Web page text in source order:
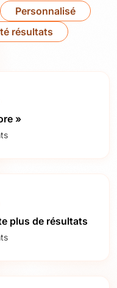
Personnalisé
résultats
»
plus de résultats